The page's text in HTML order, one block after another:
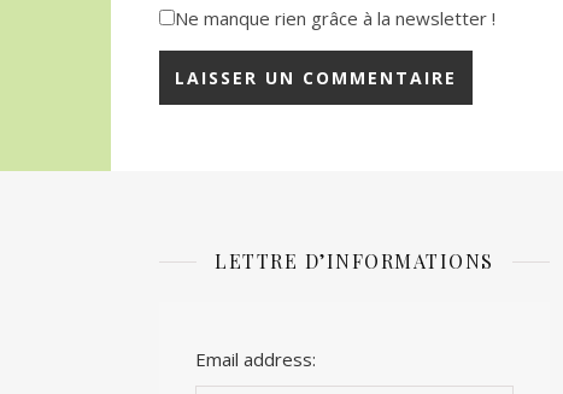
Ne manque rien grâce à la newsletter !
LETTRE D’INFORMATIONS
Email address: